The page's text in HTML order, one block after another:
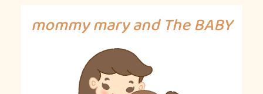
mommy mary and The BABY